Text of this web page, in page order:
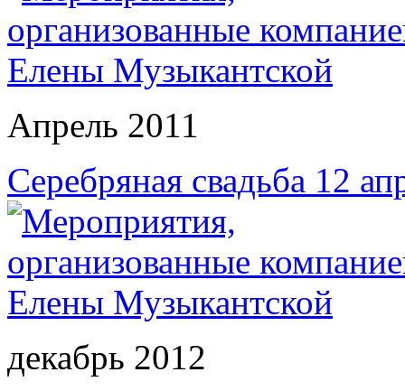
Апрель 2011
Серебряная свадьба 12
декабрь 2012